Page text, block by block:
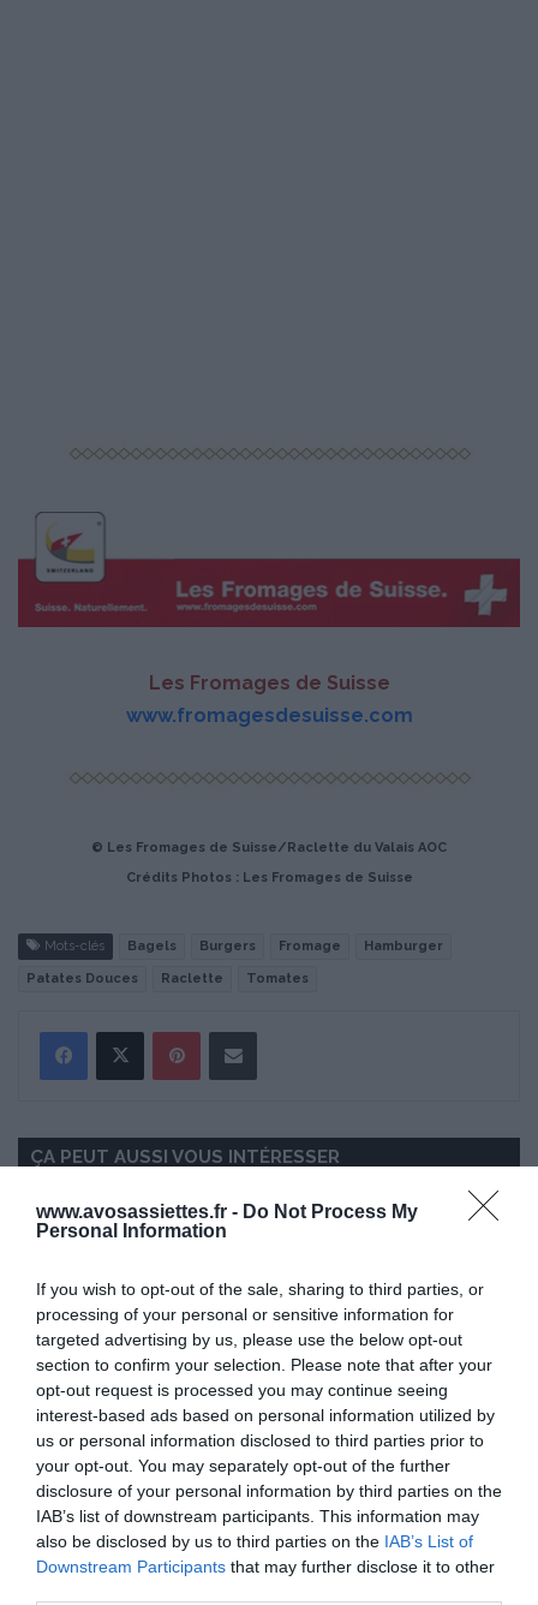
www.avosassiettes.fr - Do Not Process My
Personal Information
If you wish to opt-out of the sale, sharing to third parties, or
processing of your personal or sensitive information for
targeted advertising by us, please use the below opt-out
section to confirm your selection. Please note that after your
opt-out request is processed you may continue seeing
interest-based ads based on personal information utilized by
us or personal information disclosed to third parties prior to
your opt-out. You may separately opt-out of the further
disclosure of your personal information by third parties on the
IAB’s list of downstream participants. This information may
also be disclosed by us to third parties on the IAB’s List of
Downstream Participants that may further disclose it to other
Les Fromages de Suisse
www.fromagesdesuisse.com
© Les Fromages de Suisse/Raclette du Valais AOC
Crédits Photos : Les Fromages de Suisse
Mots-clés Bagels Burgers Fromage Hamburger
Patates Douces Raclette Tomates
ÇA PEUT AUSSI VOUS INTÉRESSER